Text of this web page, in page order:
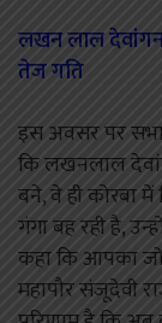
लखन लाल देवांगन
तेज गति
इस अवसर पर
कि लखनलाल
बने, वे ही कोरबा
गंगा बह रही है,
कहा कि आपका जो
महापौर संजूदेवी